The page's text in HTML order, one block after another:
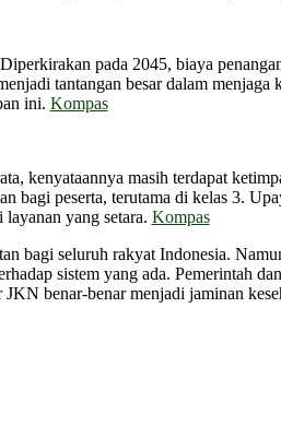
pada 2045, biaya
tantangan besar dalam menjaga
ini. Kompas
kenyataannya masih terdapat
bagi peserta, terutama di kelas 3.
yang setara. Kompas
bagi seluruh rakyat Indonesia.
sistem yang ada. Pemerintah
benar-benar menjadi jaminan